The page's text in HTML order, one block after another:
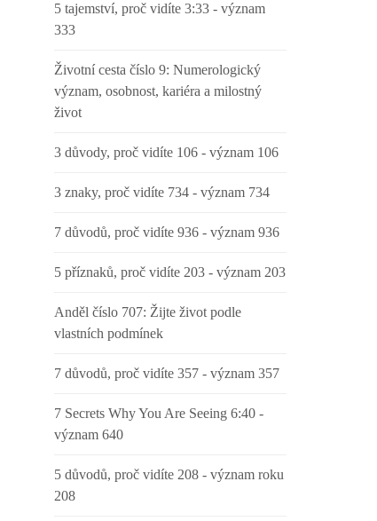
5 tajemství, proč vidíte 3:33 - význam
333
Životní cesta číslo 9: Numerologický
význam, osobnost, kariéra a milostný
život
3 důvody, proč vidíte 106 - význam 106
3 znaky, proč vidíte 734 - význam 734
7 důvodů, proč vidíte 936 - význam 936
5 příznaků, proč vidíte 203 - význam 203
Anděl číslo 707: Žijte život podle
vlastních podmínek
7 důvodů, proč vidíte 357 - význam 357
7 Secrets Why You Are Seeing 6:40 -
význam 640
5 důvodů, proč vidíte 208 - význam roku
208